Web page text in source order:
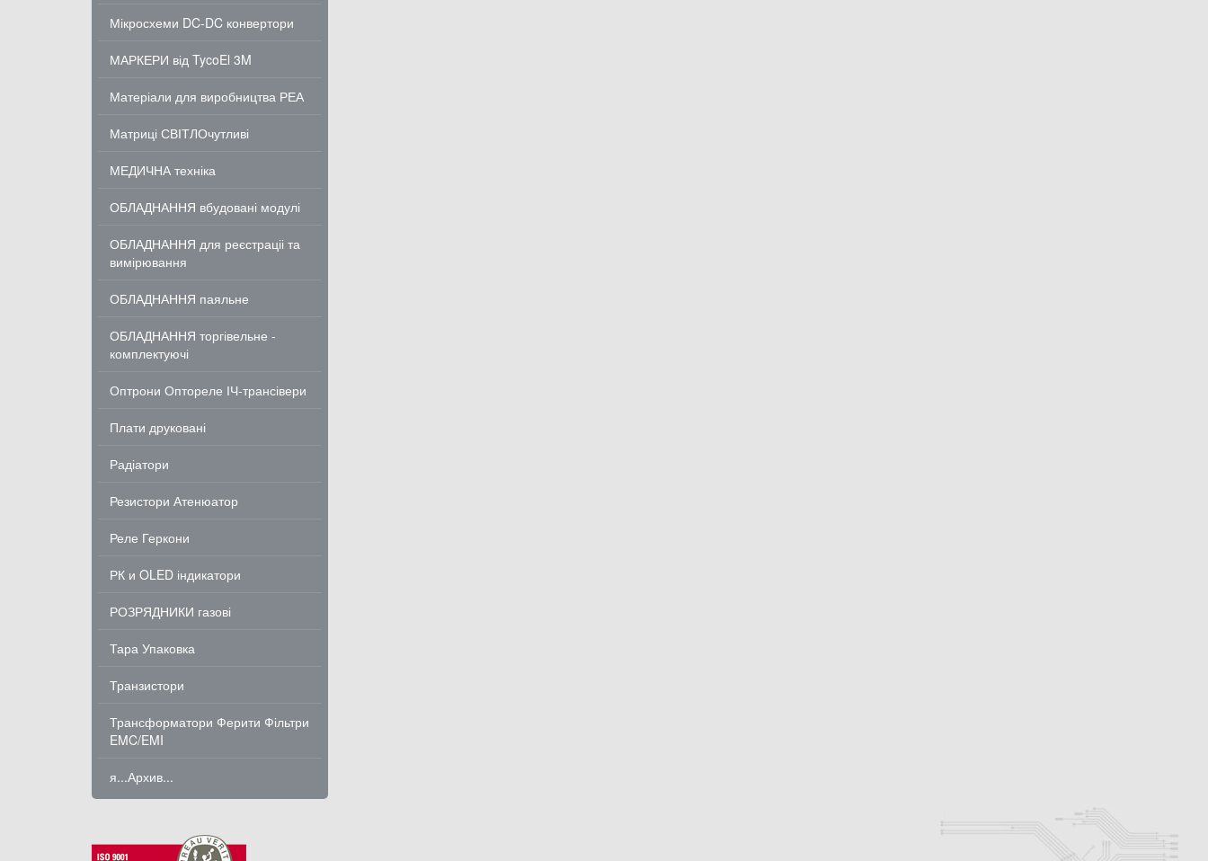
Мікросхеми DC-DC конвертори
МАРКЕРИ від TycoEl 3M
Матеріали для виробництва РЕА
Матриці СВІТЛОчутливі
МЕДИЧНА техніка
ОБЛАДНАННЯ вбудовані модулі
ОБЛАДНАННЯ для реєстраціі та
вимірювання
ОБЛАДНАННЯ паяльне
ОБЛАДНАННЯ торгівельне -
комплектуючі
Оптрони Оптореле ІЧ-трансівери
Плати друковані
Радіатори
Резистори Атенюатор
Реле Геркони
РК и OLED індикатори
РОЗРЯДНИКИ газові
Тара Упаковка
Транзистори
Трансформатори Ферити Фільтри
EMC/EMI
я...Архив...